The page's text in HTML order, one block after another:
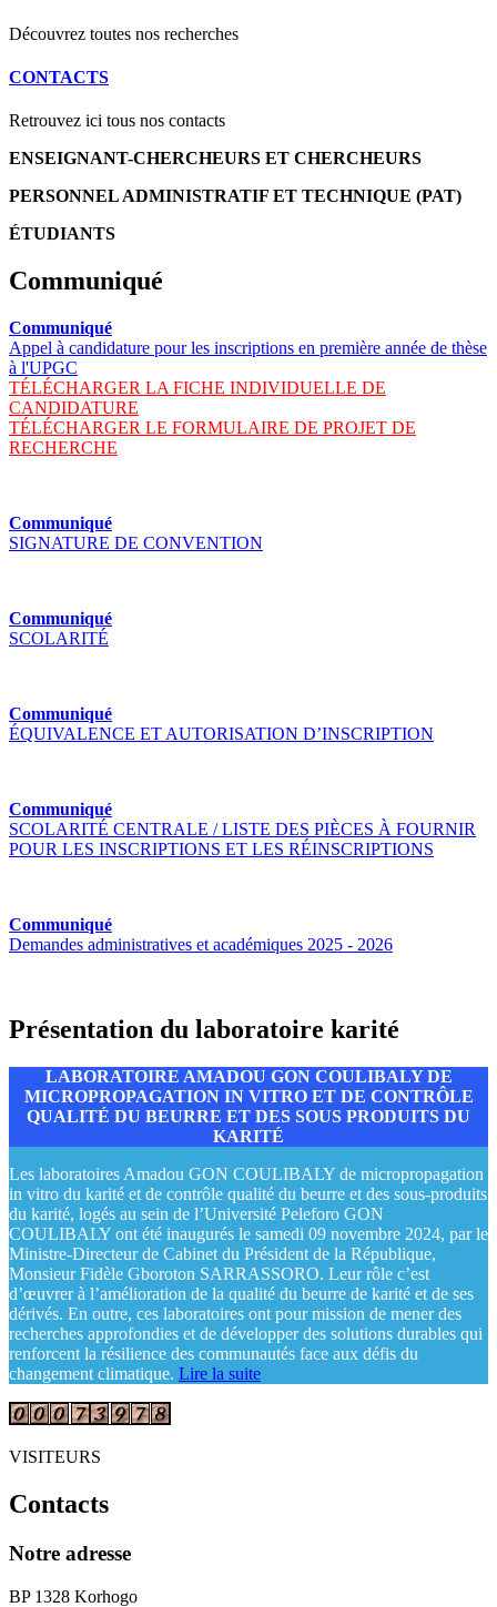
Découvrez toutes nos recherches
CONTACTS
Retrouvez ici tous nos contacts
ENSEIGNANT-CHERCHEURS ET CHERCHEURS
PERSONNEL ADMINISTRATIF ET TECHNIQUE (PAT)
ÉTUDIANTS
Communiqué
Communiqué
Appel à candidature pour les inscriptions en première année de thèse
à l'UPGC
TÉLÉCHARGER LA FICHE INDIVIDUELLE DE
CANDIDATURE
TÉLÉCHARGER LE FORMULAIRE DE PROJET DE
RECHERCHE
Communiqué
SIGNATURE DE CONVENTION
Communiqué
SCOLARITÉ
Communiqué
ÉQUIVALENCE ET AUTORISATION D’INSCRIPTION
Communiqué
SCOLARITÉ CENTRALE / LISTE DES PIÈCES À FOURNIR
POUR LES INSCRIPTIONS ET LES RÉINSCRIPTIONS
Communiqué
Demandes administratives et académiques 2025 - 2026
Présentation du laboratoire karité
LABORATOIRE AMADOU GON COULIBALY DE
MICROPROPAGATION IN VITRO ET DE CONTRÔLE
QUALITÉ DU BEURRE ET DES SOUS PRODUITS DU
KARITÉ
Les laboratoires Amadou GON COULIBALY de micropropagation
in vitro du karité et de contrôle qualité du beurre et des sous-produits
du karité, logés au sein de l’Université Peleforo GON
COULIBALY ont été inaugurés le samedi 09 novembre 2024, par le
Ministre-Directeur de Cabinet du Président de la République,
Monsieur Fidèle Gboroton SARRASSORO. Leur rôle c’est
d’œuvrer à l’amélioration de la qualité du beurre de karité et de ses
dérivés. En outre, ces laboratoires ont pour mission de mener des
recherches approfondies et de développer des solutions durables qui
renforcent la résilience des communautés face aux défis du
changement climatique. Lire la suite
VISITEURS
Contacts
Notre adresse
BP 1328 Korhogo